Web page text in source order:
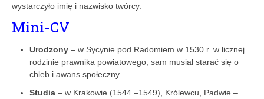
wystarczyło imię i nazwisko twórcy.
Mini-CV
Urodzony – w Sycynie pod Radomiem w 1530 r. w licznej
rodzinie prawnika powiatowego, sam musiał starać się o
chleb i awans społeczny.
Studia – w Krakowie (1544 –1549), Królewcu, Padwie –